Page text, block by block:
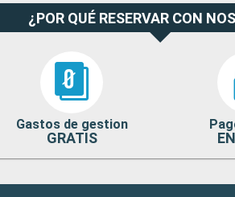
¿POR QUÉ RESERVAR CON
Gastos de gestion
GRATIS